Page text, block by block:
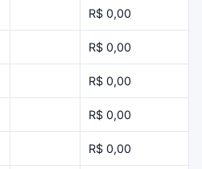
R$ 0,00
R$ 0,00
R$ 0,00
R$ 0,00
R$ 0,00